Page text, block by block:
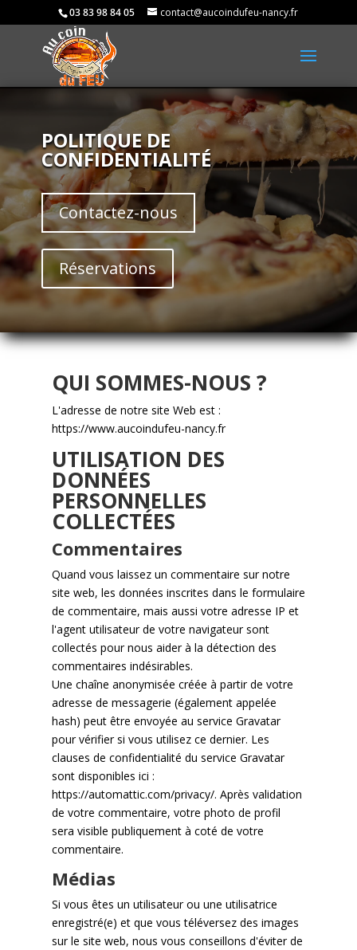
03 83 98 84 05 contact@aucoindufeu-nancy.fr
POLITIQUE DE
CONFIDENTIALITÉ
Contactez-nous
Réservations
QUI SOMMES-NOUS ?
L'adresse de notre site Web est :
https://www.aucoindufeu-nancy.fr
UTILISATION DES
DONNÉES
PERSONNELLES
COLLECTÉES
Commentaires
Quand vous laissez un commentaire sur notre
site web, les données inscrites dans le formulaire
de commentaire, mais aussi votre adresse IP et
l'agent utilisateur de votre navigateur sont
collectés pour nous aider à la détection des
commentaires indésirables.
Une chaîne anonymisée créée à partir de votre
adresse de messagerie (également appelée
hash) peut être envoyée au service Gravatar
pour vérifier si vous utilisez ce dernier. Les
clauses de confidentialité du service Gravatar
sont disponibles ici :
https://automattic.com/privacy/. Après validation
de votre commentaire, votre photo de profil
sera visible publiquement à coté de votre
commentaire.
Médias
Si vous êtes un utilisateur ou une utilisatrice
enregistré(e) et que vous téléversez des images
sur le site web, nous vous conseillons d'éviter de